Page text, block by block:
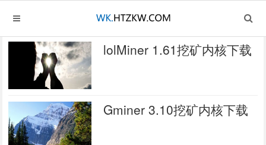
lolMiner 1.61挖矿内核下载
Gminer 3.10挖矿内核下载